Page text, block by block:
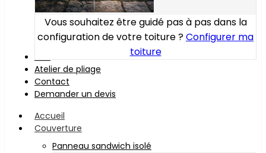
Vous souhaitez être guidé pas à pas dans la
configuration de votre toiture ?Configurer ma
toiture
Atelier de pliage
Contact
Demander un devis
Accueil
Couverture
Panneau sandwich isolé